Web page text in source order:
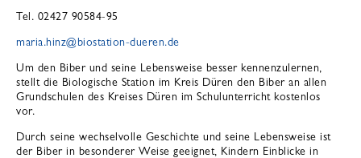
Tel. 02427 90584-95
maria.hinz@biostation-dueren.de
Um den Biber und seine Lebensweise besser kennenzulernen,
stellt die Biologische Station im Kreis Düren den Biber an allen
Grundschulen des Kreises Düren im Schulunterricht kostenlos
vor.
Durch seine wechselvolle Geschichte und seine Lebensweise ist
der Biber in besonderer Weise geeignet, Kindern Einblicke in